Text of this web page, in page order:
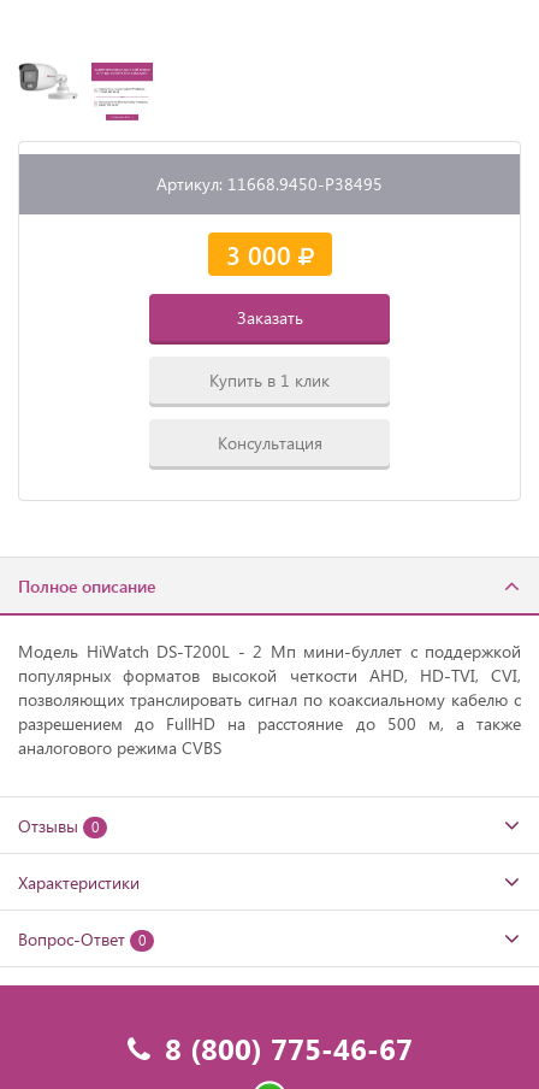
Артикул: 11668.9450-P38495
3 000
Заказать
Купить в 1 клик
Консультация
Полное описание
Модель HiWatch DS-T200L - 2 Мп мини-буллет с поддержкой
популярных форматов высокой четкости AHD, HD-TVI, CVI,
позволяющих транслировать сигнал по коаксиальному кабелю с
разрешением до FullHD на расстояние до 500 м, а также
аналогового режима CVBS
Отзывы 0
Характеристики
Вопрос-Ответ 0
8 (800) 775-46-67